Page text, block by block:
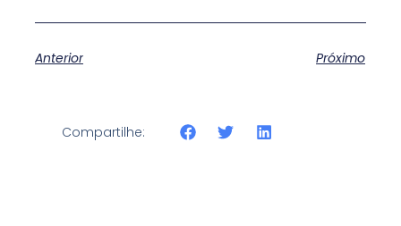
Anterior Próximo
Compartilhe: